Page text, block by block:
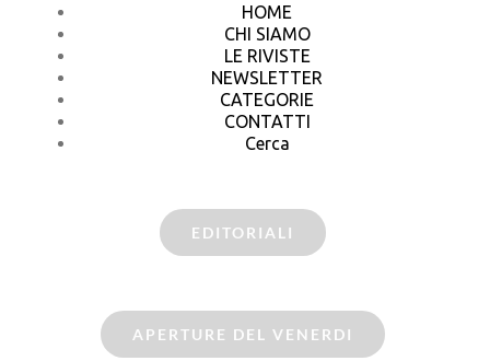
HOME
CHI SIAMO
LE RIVISTE
NEWSLETTER
CATEGORIE
CONTATTI
Cerca
EDITORIALI
APERTURE DEL VENERDI